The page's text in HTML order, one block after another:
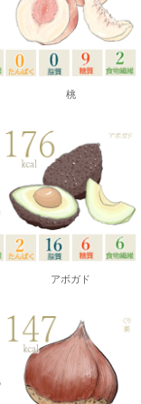
桃
アボガド